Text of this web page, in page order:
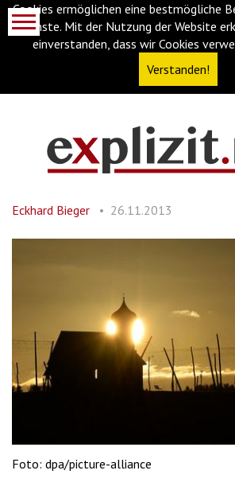
Cookies ermöglichen eine bestmögliche
Dienste. Mit der Nutzung der Website
einverstanden, dass wir Cookies
Verstanden!
(Accesskey
springen
(Accesskey
'2')
Eckhard Bieger 26.11.2013
Foto: dpa/picture-alliance